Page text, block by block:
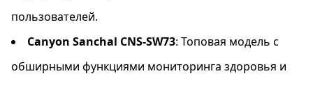
пользователей.
Canyon Sanchal CNS-SW73: Топовая модель с
обширными функциями мониторинга здоровья и